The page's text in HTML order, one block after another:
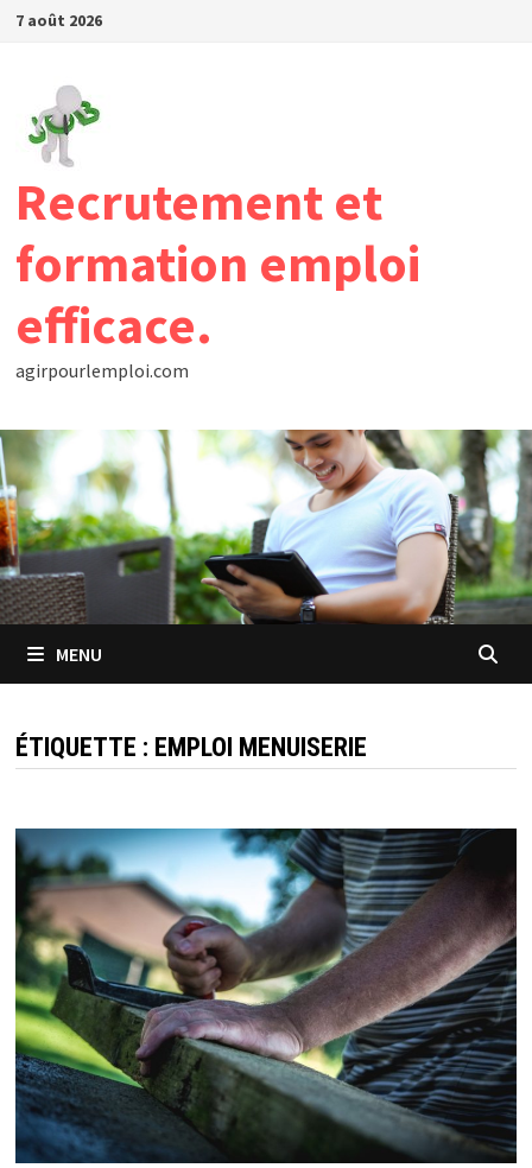
Passer
contenu
7 août 2026
Recrutement et
formation emploi
efficace.
agirpourlemploi.com
MENU
ÉTIQUETTE : EMPLOI MENUISERIE